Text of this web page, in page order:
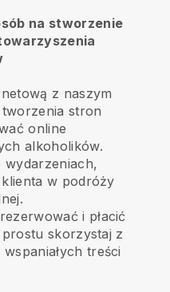
na stworzenie
z naszym
stron
online
alkoholików.
klienta w podróży
i płacić
skorzystaj z
treści